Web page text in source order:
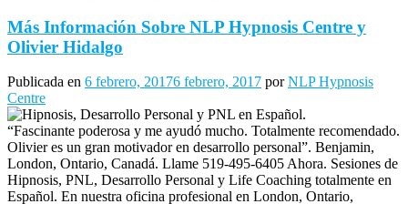
Más Información Sobre NLP Hypnosis Centre y
Olivier Hidalgo
Publicada en 6 febrero, 20176 febrero, 2017 porNLP Hypnosis
Centre
“Fascinante poderosa y me ayudó mucho. Totalmente recomendado.
Olivier es un gran motivador en desarrollo personal”. Benjamin,
London, Ontario, Canadá. Llame 519-495-6405 Ahora. Sesiones de
Hipnosis, PNL, Desarrollo Personal y Life Coaching totalmente en
Español. En nuestra oficina profesional en London, Ontario,